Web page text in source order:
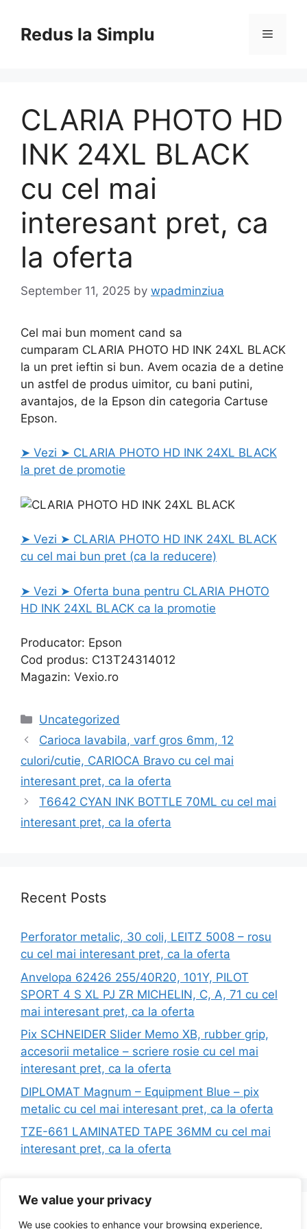
We value your privacy
We use cookies to enhance your browsing experience,
contentRedus la Simplu Menu
CLARIA PHOTO HD
INK 24XL BLACK
cu cel mai
interesant pret, ca
la oferta
September 11, 2025 by wpadminziua
Cel mai bun moment cand sa
cumparam CLARIA PHOTO HD INK 24XL BLACK
la un pret ieftin si bun. Avem ocazia de a detine
un astfel de produs uimitor, cu bani putini,
avantajos, de la Epson din categoria Cartuse
Epson.
➤ Vezi ➤ CLARIA PHOTO HD INK 24XL BLACK
la pret de promotie
➤ Vezi ➤ CLARIA PHOTO HD INK 24XL BLACK
cu cel mai bun pret (ca la reducere)
➤ Vezi ➤ Oferta buna pentru CLARIA PHOTO
HD INK 24XL BLACK ca la promotie
Producator: Epson
Cod produs: C13T24314012
Magazin: Vexio.ro
Categories
Uncategorized
Carioca lavabila, varf gros 6mm, 12
culori/cutie, CARIOCA Bravo cu cel mai
interesant pret, ca la oferta
T6642 CYAN INK BOTTLE 70ML cu cel mai
interesant pret, ca la oferta
Recent Posts
Perforator metalic, 30 coli, LEITZ 5008 – rosu
cu cel mai interesant pret, ca la oferta
Anvelopa 62426 255/40R20, 101Y, PILOT
SPORT 4 S XL PJ ZR MICHELIN, C, A, 71 cu cel
mai interesant pret, ca la oferta
Pix SCHNEIDER Slider Memo XB, rubber grip,
accesorii metalice – scriere rosie cu cel mai
interesant pret, ca la oferta
DIPLOMAT Magnum – Equipment Blue – pix
metalic cu cel mai interesant pret, ca la oferta
TZE-661 LAMINATED TAPE 36MM cu cel mai
interesant pret, ca la oferta
Search